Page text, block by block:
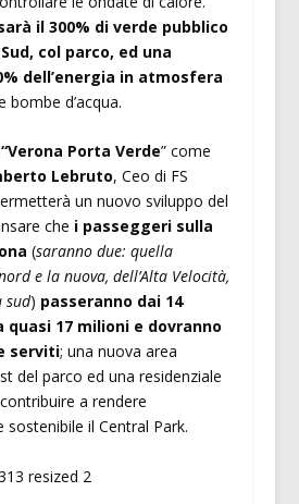
il 300% di verde pubblico
col parco, ed una
dell’energia in atmosfera
bombe d’acqua.
“Verona Porta Verde” come
Lebruto, Ceo di FS
un nuovo sviluppo del
che i passeggeri sulla
(saranno due: quella
e la nuova, dell’Alta Velocità,
sud) passeranno dai 14
17 milioni e dovranno
serviti; una nuova area
del parco ed una residenziale
a rendere
il Central Park.